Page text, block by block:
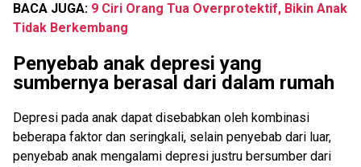
BACA JUGA: 9 Ciri Orang Tua Overprotektif, Bikin Anak
Tidak Berkembang
Penyebab anak depresi yang
sumbernya berasal dari dalam rumah
Depresi pada anak dapat disebabkan oleh kombinasi
beberapa faktor dan seringkali, selain penyebab dari luar,
penyebab anak mengalami depresi justru bersumber dari